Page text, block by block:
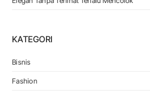
KATEGORI
Bisnis
Fashion